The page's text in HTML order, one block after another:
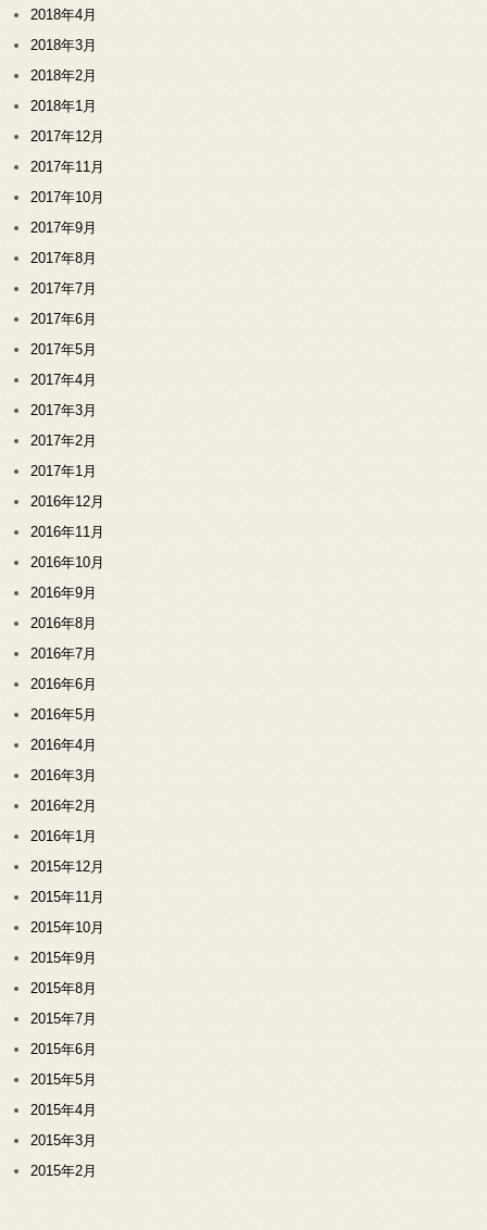
2018年4月
2018年3月
2018年2月
2018年1月
2017年12月
2017年11月
2017年10月
2017年9月
2017年8月
2017年7月
2017年6月
2017年5月
2017年4月
2017年3月
2017年2月
2017年1月
2016年12月
2016年11月
2016年10月
2016年9月
2016年8月
2016年7月
2016年6月
2016年5月
2016年4月
2016年3月
2016年2月
2016年1月
2015年12月
2015年11月
2015年10月
2015年9月
2015年8月
2015年7月
2015年6月
2015年5月
2015年4月
2015年3月
2015年2月